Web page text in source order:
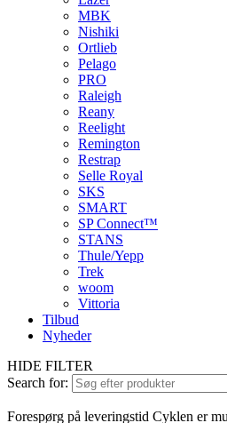
MBK
Nishiki
Ortlieb
Pelago
PRO
Raleigh
Reany
Reelight
Remington
Restrap
Selle Royal
SKS
SMART
SP Connect™
STANS
Thule/Yepp
Trek
woom
Vittoria
Tilbud
Nyheder
HIDE FILTER
Search for:
Forespørg på leveringstid Cyklen er